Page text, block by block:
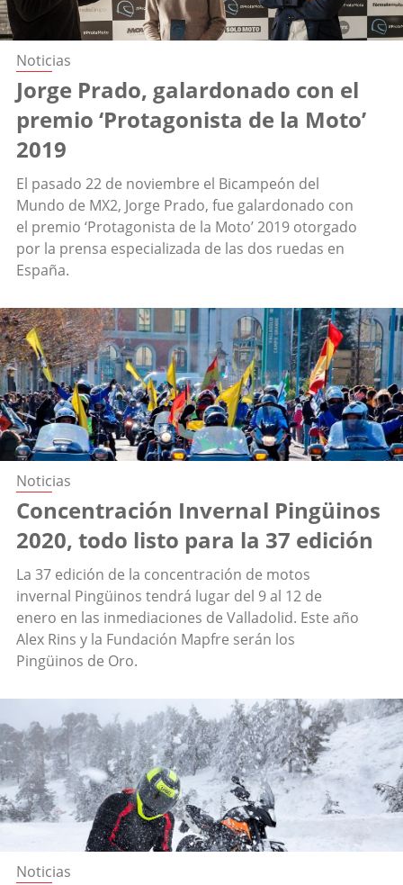
Noticias
Jorge Prado, galardonado con el
premio ‘Protagonista de la Moto’
2019
El pasado 22 de noviembre el Bicampeón del
Mundo de MX2, Jorge Prado, fue galardonado con
el premio ‘Protagonista de la Moto’ 2019 otorgado
por la prensa especializada de las dos ruedas en
España.
Noticias
Concentración Invernal Pingüinos
2020, todo listo para la 37 edición
La 37 edición de la concentración de motos
invernal Pingüinos tendrá lugar del 9 al 12 de
enero en las inmediaciones de Valladolid. Este año
Alex Rins y la Fundación Mapfre serán los
Pingüinos de Oro.
Noticias